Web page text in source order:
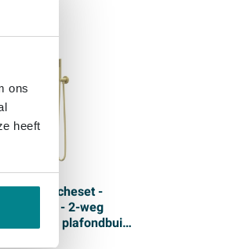
ons
heeft
-
- 2-weg
- 30cm plafondbuis